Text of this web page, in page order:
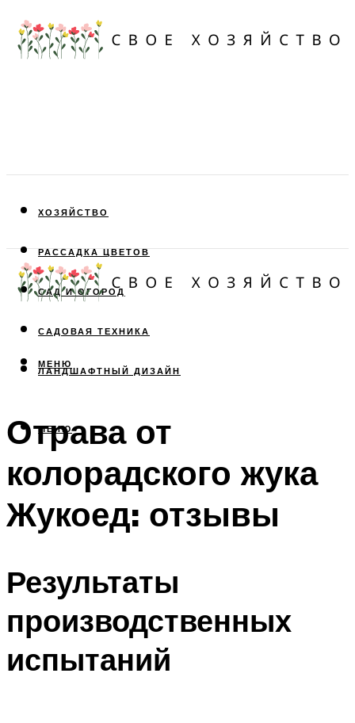
ХОЗЯЙСТВО
РАССАДКА ЦВЕТОВ
САД И ОГОРОД
САДОВАЯ ТЕХНИКА
ЛАНДШАФТНЫЙ ДИЗАЙН
МЕНЮ
МЕНЮ
Отрава от
колорадского жука
Жукоед: отзывы
Результаты
производственных
испытаний